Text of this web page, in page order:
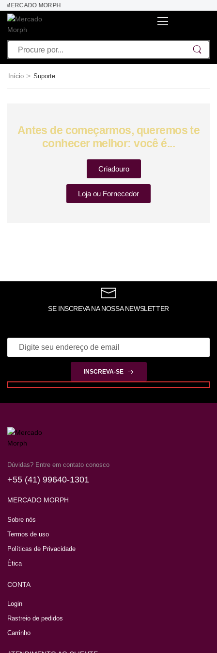
MERCADO MORPH
Início > Suporte
Antes de começarmos, queremos te
conhecer melhor: você é...
Criadouro
Loja ou Fornecedor
SE INSCREVA NA NOSSA NEWSLETTER
INSCREVA-SE
Dúvidas? Entre em contato conosco
+55 (41) 99640-1301
MERCADO MORPH
Sobre nós
Termos de uso
Políticas de Privacidade
Ética
CONTA
Login
Rastreio de pedidos
Carrinho